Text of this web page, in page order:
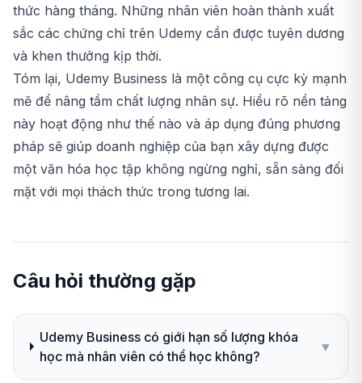
thức hàng tháng. Những nhân viên hoàn thành xuất
sắc các chứng chỉ trên Udemy cần được tuyên dương
và khen thưởng kịp thời.
Tóm lại, Udemy Business là một công cụ cực kỳ mạnh
mẽ để nâng tầm chất lượng nhân sự. Hiểu rõ nền tảng
này hoạt động như thế nào và áp dụng đúng phương
pháp sẽ giúp doanh nghiệp của bạn xây dựng được
một văn hóa học tập không ngừng nghỉ, sẵn sàng đối
mặt với mọi thách thức trong tương lai.
Câu hỏi thường gặp
Udemy Business có giới hạn số lượng khóa
học mà nhân viên có thể học không?
▼